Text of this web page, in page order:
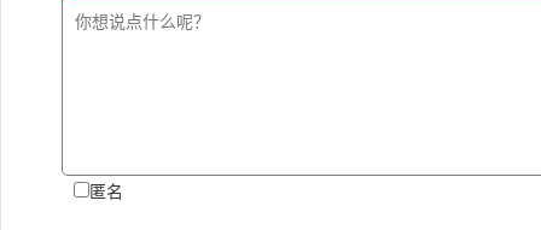
匿名